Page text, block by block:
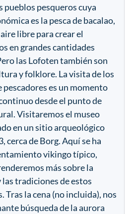
pesqueros cuya
es la pesca de bacalao,
libre para crear el
en grandes cantidades
las Lofoten también son
y folklore. La visita de los
es un momento
desde el punto de
Visitaremos el museo
en un sitio arqueológico
cerca de Borg. Aquí se ha
vikingo típico,
más sobre la
tradiciones de estos
Tras la cena (no incluida), nos
búsqueda de la aurora